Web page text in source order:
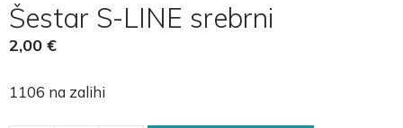
Šestar S-LINE srebrni
2,00 €
1106 na zalihi